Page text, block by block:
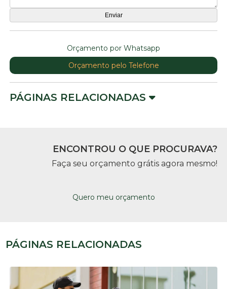
Orçamento por Whatsapp
Orçamento pelo Telefone
PÁGINAS RELACIONADAS
ENCONTROU O QUE PROCURAVA?
Faça seu orçamento grátis agora mesmo!
Quero meu orçamento
PÁGINAS RELACIONADAS